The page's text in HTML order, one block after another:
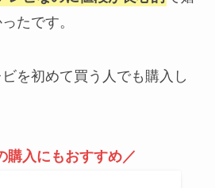
たです。
を初めて買う人でも購入し
購入にもおすすめ／